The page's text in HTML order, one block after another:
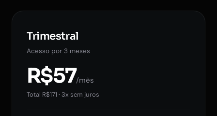
Trimestral
Acesso por 3 meses
R$57/mês
Total R$171 · 3x sem juros